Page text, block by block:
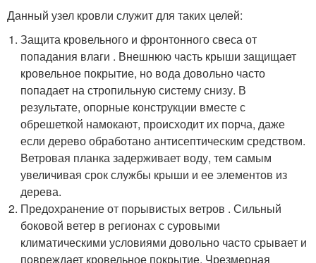
Данный узел кровли служит для таких целей:
Защита кровельного и фронтонного свеса от
попадания влаги . Внешнюю часть крыши защищает
кровельное покрытие, но вода довольно часто
попадает на стропильную систему снизу. В
результате, опорные конструкции вместе с
обрешеткой намокают, происходит их порча, даже
если дерево обработано антисептическим средством.
Ветровая планка задерживает воду, тем самым
увеличивая срок службы крыши и ее элементов из
дерева.
Предохранение от порывистых ветров . Сильный
боковой ветер в регионах с суровыми
климатическими условиями довольно часто срывает и
повреждает кровельное покрытие. Чрезмерная